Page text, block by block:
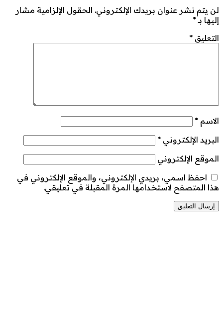
لن يتم نشر عنوان بريدك الإلكتروني. الحقول الإلزامية مشار
إليها بـ*
التعليق *
الاسم *
البريد الإلكتروني *
الموقع الإلكتروني
احفظ اسمي، بريدي الإلكتروني، والموقع الإلكتروني في
هذا المتصفح لاستخدامها المرة المقبلة في تعليقي.